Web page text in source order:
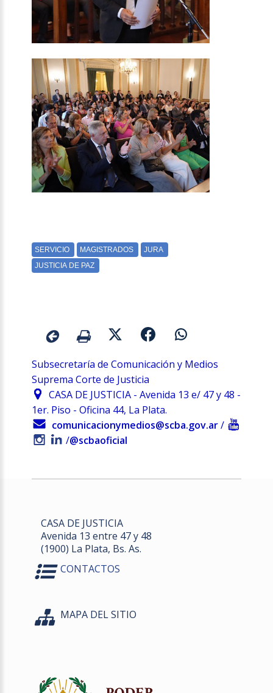
Subsecretaría de Comunicación y Medios
Suprema Corte de Justicia
CASA DE JUSTICIA - Avenida 13 e/ 47 y 48 -
1er. Piso - Oficina 44, La Plata.
comunicacionymedios@scba.gov.ar /
/@scbaoficial
CASA DE JUSTICIA
Avenida 13 entre 47 y 48
(1900) La Plata, Bs. As.
CONTACTOS
MAPA DEL SITIO